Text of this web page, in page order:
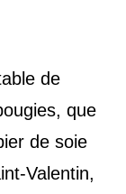
de
que
de soie
Valentin,